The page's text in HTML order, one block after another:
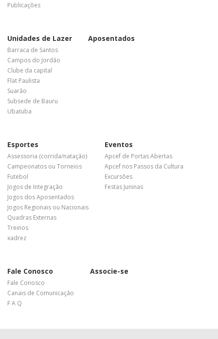
Publicações
Unidades de Lazer
Barraca de Santos
Campos do Jordão
Clube da capital
Flat Paulista
Suarão
Subsede de Bauru
Ubatuba
Aposentados
Esportes
Assessoria (corrida/natação)
Campeonatos ou Torneios
Futebol
Jogos de Integração
Jogos dos Aposentados
Jogos Regionais ou Nacionais
Quadras Externas
Treinos
xadrez
Eventos
Apcef de Portas Abertas
Apcef nos Passos da Cultura
Excursões
Festas Juninas
Fale Conosco
Fale Conosco
Canais de Comunicação
F A Q
Associe-se